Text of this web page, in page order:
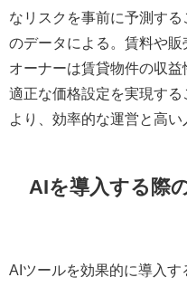
なリスクを事前に予測す
のデータによる。賃料や販
オーナーは賃貸物件の収益
適正な価格設定を実現す
より、効率的な運営と高
AIを導入する際
AIツールを効果的に導入す